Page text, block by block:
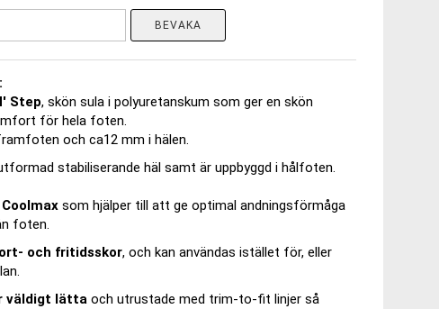
BEVAKA
Step, skön sula i polyuretanskum som ger en skön
för hela foten.
och ca12 mm i hälen.
stabiliserande häl samt är uppbyggd i hålfoten.
som hjälper till att ge optimal andningsförmåga
foten.
och fritidsskor, och kan användas istället för, eller
väldigt lätta och utrustade med trim-to-fit linjer så